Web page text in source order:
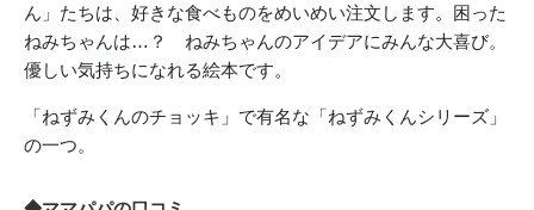
ん」たちは、好きな食べものをめいめい注文します。困った
ねみちゃんは…？ ねみちゃんのアイデアにみんな大喜び。
優しい気持ちになれる絵本です。
「ねずみくんのチョッキ」で有名な「ねずみくんシリーズ」
の一つ。